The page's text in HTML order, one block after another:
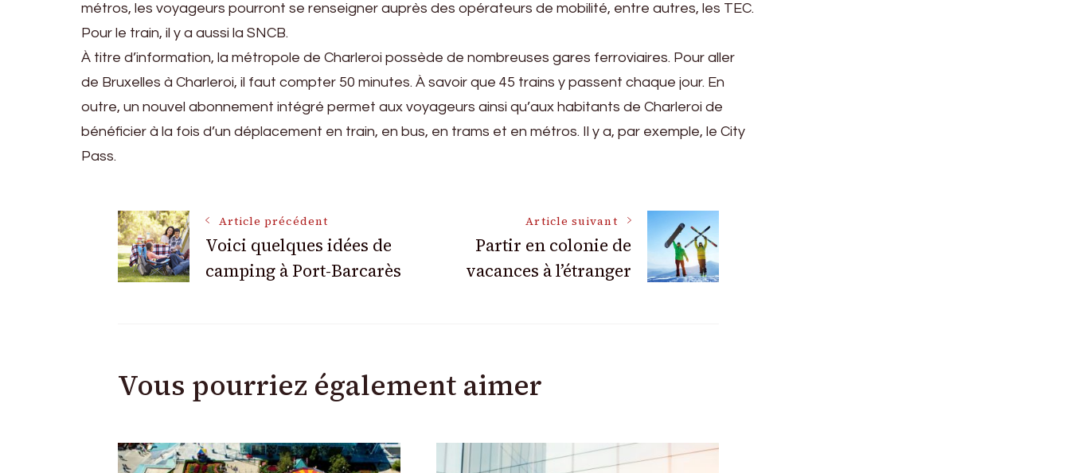
métros, les voyageurs pourront se renseigner auprès des opérateurs de mobilité, entre autres, les TEC.
Pour le train, il y a aussi la SNCB.
À titre d’information, la métropole de Charleroi possède de nombreuses gares ferroviaires. Pour aller
de Bruxelles à Charleroi, il faut compter 50 minutes. À savoir que 45 trains y passent chaque jour. En
outre, un nouvel abonnement intégré permet aux voyageurs ainsi qu’aux habitants de Charleroi de
bénéficier à la fois d’un déplacement en train, en bus, en trams et en métros. Il y a, par exemple, le City
Pass.
Navigation
des
Article précédent
Voici quelques idées de
camping à Port-Barcarès
Article suivant
Partir en colonie de
vacances à l’étranger
Vous pourriez également aimer